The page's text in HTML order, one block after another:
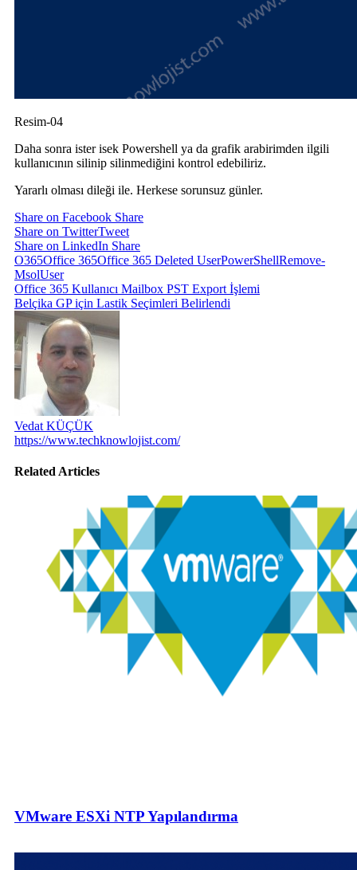
Resim-04
Daha sonra ister isek Powershell ya da grafik arabirimden ilgili
kullanıcının silinip silinmediğini kontrol edebiliriz.
Yararlı olması dileği ile. Herkese sorunsuz günler.
Share on Facebook Share
Share on TwitterTweet
Share on LinkedIn Share
O365Office 365Office 365 Deleted UserPowerShellRemove-
MsolUser
Yazı
gezinmesi
Office 365 Kullanıcı Mailbox PST Export İşlemi
Belçika GP için Lastik Seçimleri Belirlendi
Vedat KÜÇÜK
https://www.techknowlojist.com/
Related Articles
VMware ESXi NTP Yapılandırma